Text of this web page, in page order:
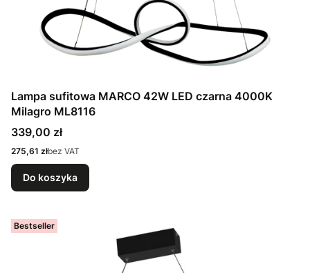
Lampa sufitowa MARCO 42W LED czarna 4000K
Milagro ML8116
Cena
339,00 zł
Cena
275,61 złbez VAT
Do koszyka
Bestseller